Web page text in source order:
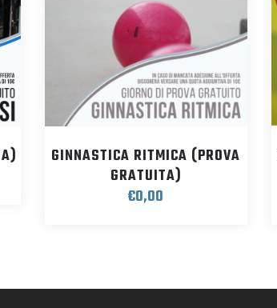
GINNASTICA RITMICA (PROVA
GRATUITA)
€0,00